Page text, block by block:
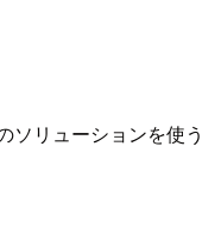
ソリューションを使う